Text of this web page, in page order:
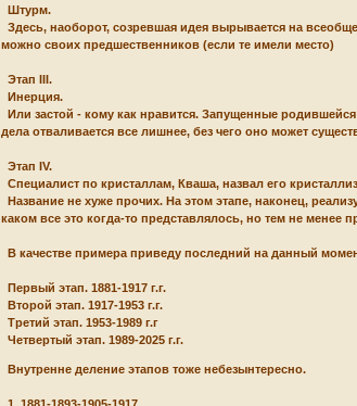
Штурм.
Здесь, наоборот, созревшая идея вырывается на
можно своих предшественников (если те имели место)
Этап III.
Инерция.
Или застой - кому как нравится. Запущенные
дела отваливается все лишнее, без чего оно может
Этап IV.
Специалист по кристаллам, Кваша, назвал его
Название не хуже прочих. На этом этапе, наконец,
каком все это когда-то представлялось, но тем не
В качестве примера приведу последний на данный
Первый этап. 1881-1917 г.г.
Второй этап. 1917-1953 г.г.
Третий этап. 1953-1989 г.г
Четвертый этап. 1989-2025 г.г.
Внутренне деление этапов тоже небезынтересно.